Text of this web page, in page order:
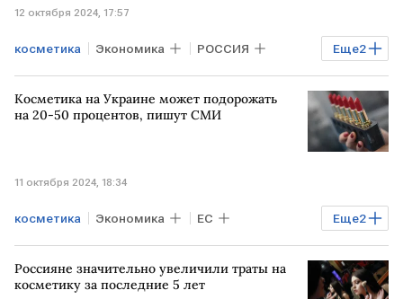
12 октября 2024, 17:57
Еще2
косметика Экономика РОССИЯ
ГОСТ Natura Siberica
Косметика на Украине может подорожать
на 20-50 процентов, пишут СМИ
11 октября 2024, 18:34
Еще2
косметика Экономика ЕС
УКРАИНА цены
Россияне значительно увеличили траты на
косметику за последние 5 лет